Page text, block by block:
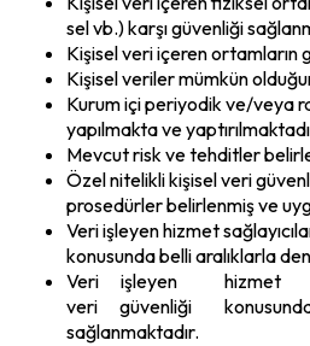
sel vb.) karşı güvenliği
Kişisel veri içeren ortamların
Kişisel veriler mümkün
Kurum içi periyodik ve/veya
yapılmakta ve
Mevcut risk ve tehditler
Özel nitelikli kişisel veri
prosedürler belirlenmiş ve
Veri işleyen hizmet
konusunda belli aralıklarla
Veri işleyen hizmet
veri güvenliği konusunda
sağlanmaktadır.